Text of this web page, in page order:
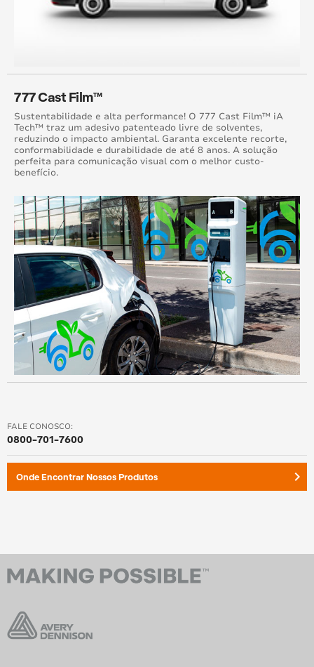
777 Cast Film™
Sustentabilidade e alta performance! O 777 Cast Film™ iA
Tech™ traz um adesivo patenteado livre de solventes,
reduzindo o impacto ambiental. Garanta excelente recorte,
conformabilidade e durabilidade de até 8 anos. A solução
perfeita para comunicação visual com o melhor custo-
benefício.
FALE CONOSCO:
0800-701-7600
Onde Encontrar Nossos Produtos keyboard_arrow_right